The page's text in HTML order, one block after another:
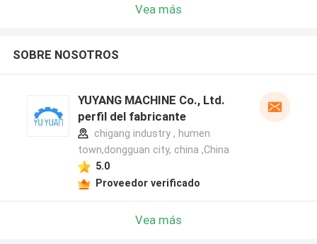
Vea más
SOBRE NOSOTROS
YUYANG MACHINE Co., Ltd.
perfil del fabricante
chigang industry , humen
town,dongguan city, china ,China
5.0
Proveedor verificado
Vea más